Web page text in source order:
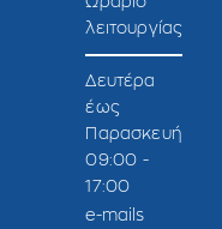
λειτουργίας
Δευτέρα
έως
Παρασκευή
09:00 -
17:00
e-mails